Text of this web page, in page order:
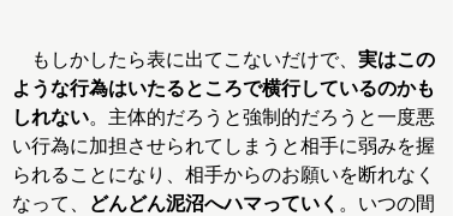
もしかしたら表に出てこないだけで、 実はこの
ような行為はいたるところで横行しているのかも
しれない。主体的だろうと強制的だろうと一度悪
い行為に加担させられてしまうと相手に弱みを握
られることになり、相手からのお願いを断れなく
なって、
どんどん泥沼へハマっていく 。いつの間